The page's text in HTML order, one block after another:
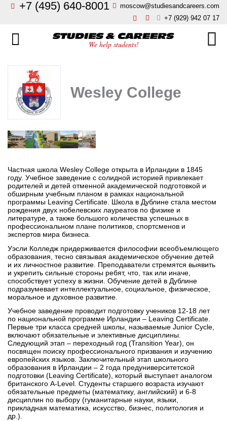
+7 (495) 640-8001
moscow@studiesandcareers.com
+7 (929) 942 07 17
We help students!
Бизнес, менеджмент, финансы
Искусство, мода, дизайн
Архитектура и инжиниринг
Языковые школы
Гостиничный бизнес, туризм
Кулинарное искусство
Бординговые школы
Другие направления
Wesley College
Частная школа Wesley College открыта в Ирландии в 1845
году. Учебное заведение с солидной историей привлекает
родителей и детей отменной академической подготовкой и
обширным учебным планом в рамках национальной
программы Leaving Certificate. Школа в Дублине стала местом
рождения двух нобелевских лауреатов по физике и
литературе, а также большого количества успешных в
профессиональном плане политиков, спортсменов и
экспертов мира бизнеса.
Уэсли Колледж придерживается философии всеобъемлющего
образования, тесно связывая академическое обучение детей
и их личностное развитие. Преподаватели стремятся выявить
и укрепить сильные стороны ребят, что, так или иначе,
способствует успеху в жизни. Обучение детей в Дублине
подразумевает интеллектуальное, социальное, физическое,
моральное и духовное развитие.
Учебное заведение проводит подготовку учеников 12-18 лет
по национальной программе Ирландии – Leaving Certificate.
Первые три класса средней школы, называемые Junior Cycle,
включают обязательные и элективные дисциплины.
Следующий этап – переходный год (Transition Year), он
посвящен поиску профессионального призвания и изучению
европейских языков. Заключительный этап школьного
образования в Ирландии – 2 года предуниверситетской
подготовки (Leaving Certificate), который выступает аналогом
британского A-Level. Студенты старшего возраста изучают
обязательные предметы (математику, английский) и 6-8
дисциплин по выбору (гуманитарные науки, языки,
прикладная математика, искусство, бизнес, политология и
др.).
Главная
Направления
О нас
Новости
Блог
Контакты